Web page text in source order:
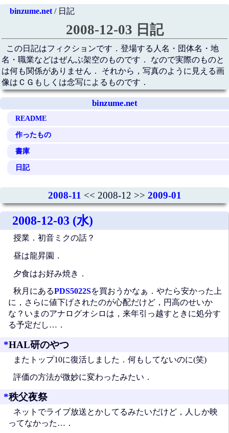
binzume.net/ 日記
2008-12-03 日記
この日記はフィクションです．登場する人名・団体名・地
名・職業などはぜんぶ架空のものです． なので実際のものと
は何も関係がありません． それから，写真のように見える画
像はＣＧもしくは念写によるものです．
binzume.net
README
作ったもの
書庫
日記
2008-11 << 2008-12 >> 2009-01
2008-12-03 (水)
授業．初音ミクの話？
昼は龍昇園．
夕食はお好み焼き．
秋月にあるPDS5022Sを買おうかなぁ．やたら安かった上
に，さらに値下げされたのが心配だけど，円高のせいか
な？いまのアナログオシロは，来年引っ越すときに処分す
る予定だし…．
*HAL研のやつ
またトップ10に復活しました．何もしてないのに(笑)
評価の方法が微妙に変わったみたい．
*秩父夜祭
ネットでライブ放送とかしてるみたいだけど，人しか映
ってなかった…．